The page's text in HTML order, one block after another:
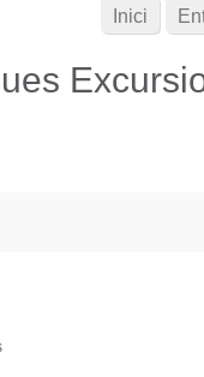
Inici